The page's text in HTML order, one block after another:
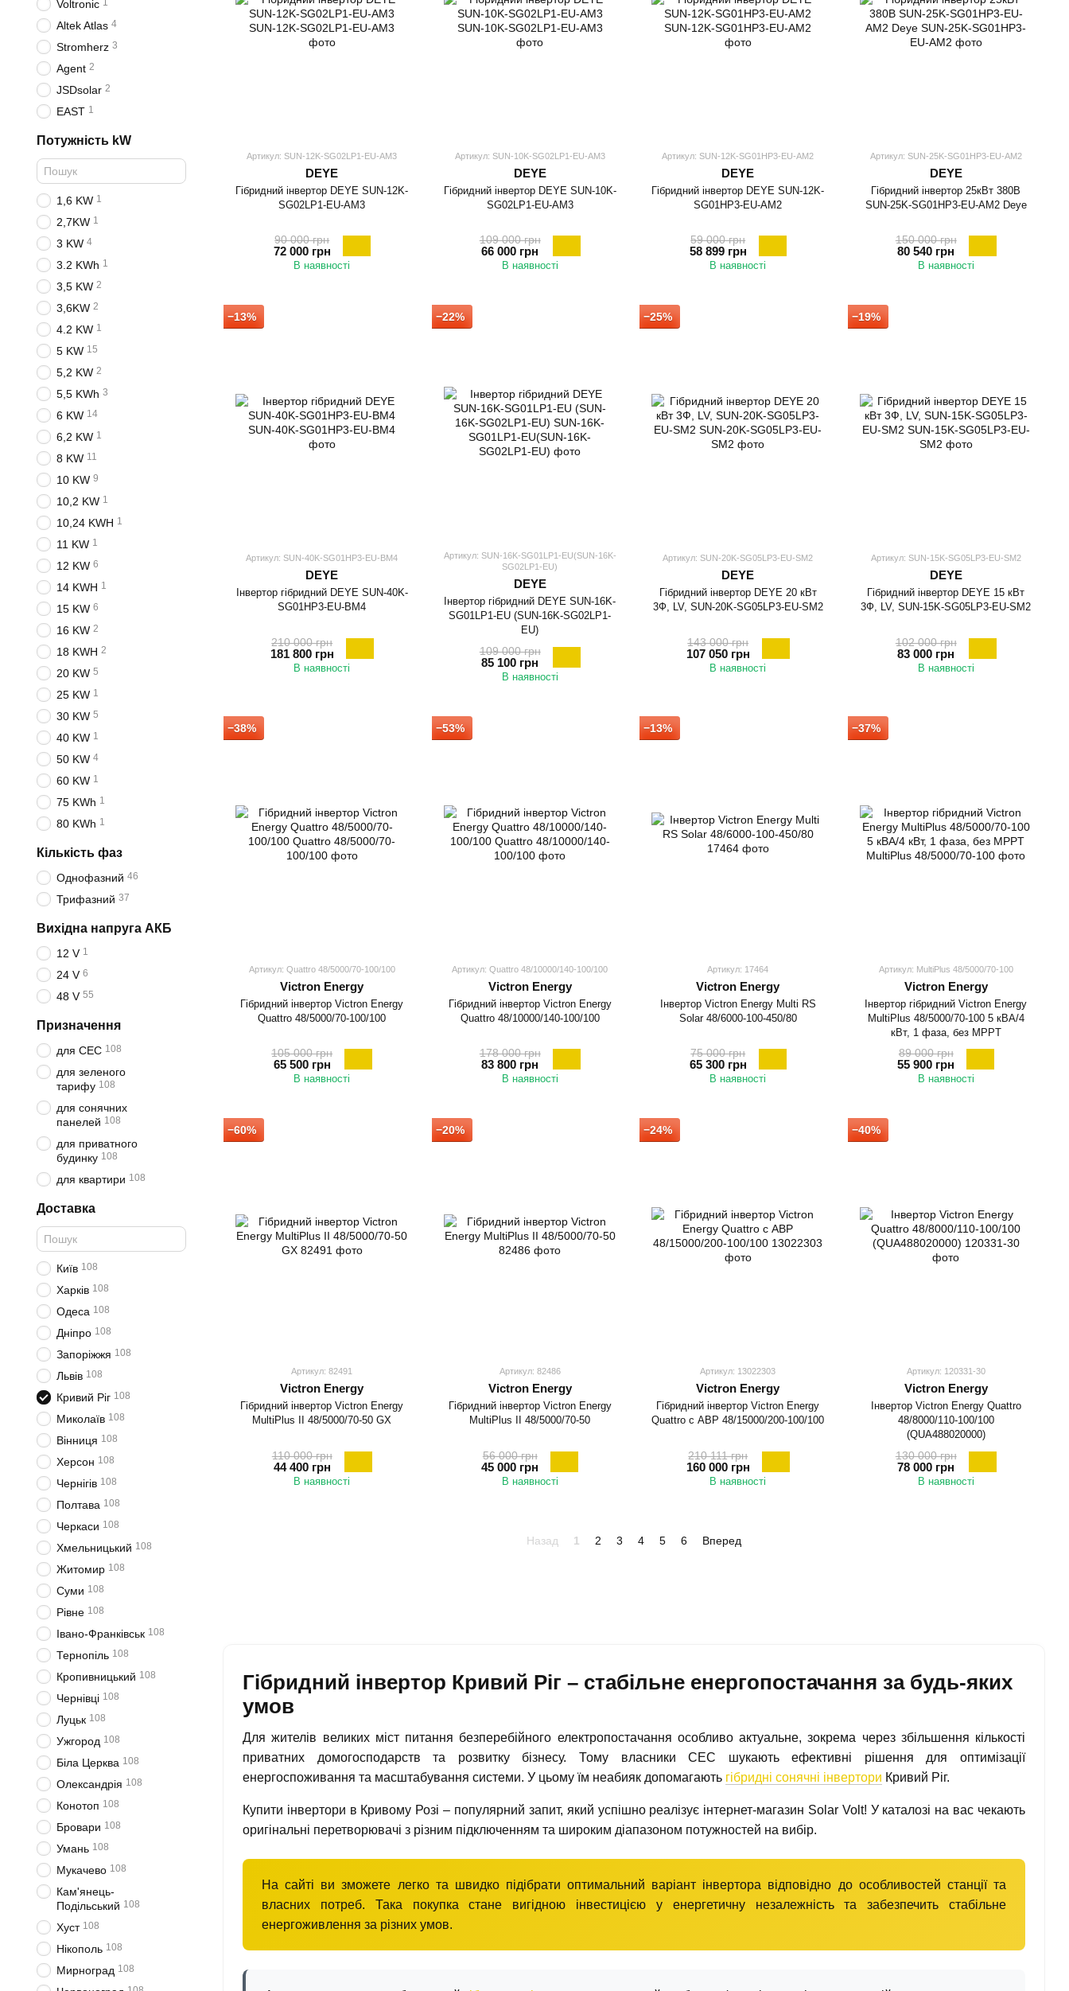
Гібридний інвертор Кривий Ріг – стабільне енергопостачання за будь-яких
умов
Для жителів великих міст питання безперебійного електропостачання особливо актуальне, зокрема через збільшення кількості
приватних домогосподарств та розвитку бізнесу. Тому власники СЕС шукають ефективні рішення для оптимізації
енергоспоживання та масштабування системи. У цьому їм неабияк допомагають гібридні сонячні інвертори Кривий Ріг.
Купити інвертори в Кривому Розі – популярний запит, який успішно реалізує інтернет-магазин Solar Volt! У каталозі на вас чекають
оригінальні перетворювачі з різним підключенням та широким діапазоном потужностей на вибір.
На сайті ви зможете легко та швидко підібрати оптимальний варіант інвертора відповідно до особливостей станції та
власних потреб. Така покупка стане вигідною інвестицією у енергетичну незалежність та забезпечить стабільне
енергоживлення за різних умов.
Артикул: SUN-12K-SG02LP1-EU-AM3
DEYE
Гібридний інвертор DEYE SUN-12K-
SG02LP1-EU-AM3
90 000 грн
72 000 грн
В наявності
Артикул: SUN-10K-SG02LP1-EU-AM3
DEYE
Гібридний інвертор DEYE SUN-10K-
SG02LP1-EU-AM3
109 000 грн
66 000 грн
В наявності
Артикул: SUN-12K-SG01HP3-EU-AM2
DEYE
Гібридний інвертор DEYE SUN-12K-
SG01HP3-EU-AM2
59 000 грн
58 899 грн
В наявності
Артикул: SUN-25K-SG01HP3-EU-AM2
DEYE
Гібридний інвертор 25кВт 380В
SUN-25K-SG01HP3-EU-AM2 Deye
150 000 грн
80 540 грн
В наявності
−13%
Артикул: SUN-40K-SG01HP3-EU-BM4
DEYE
Інвертор гібридний DEYE SUN-40K-
SG01HP3-EU-BM4
210 000 грн
181 800 грн
В наявності
−22%
Артикул: SUN-16K-SG01LP1-EU(SUN-16K-
SG02LP1-EU)
DEYE
Інвертор гібридний DEYE SUN-16K-
SG01LP1-EU (SUN-16K-SG02LP1-
EU)
109 000 грн
85 100 грн
В наявності
−25%
Артикул: SUN-20K-SG05LP3-EU-SM2
DEYE
Гібридний інвертор DEYE 20 кВт
3Ф, LV, SUN-20K-SG05LP3-EU-SM2
143 000 грн
107 050 грн
В наявності
−19%
Артикул: SUN-15K-SG05LP3-EU-SM2
DEYE
Гібридний інвертор DEYE 15 кВт
3Ф, LV, SUN-15K-SG05LP3-EU-SM2
102 000 грн
83 000 грн
В наявності
−38%
Артикул: Quattro 48/5000/70-100/100
Victron Energy
Гібридний інвертор Victron Energy
Quattro 48/5000/70-100/100
105 000 грн
65 500 грн
В наявності
−53%
Артикул: Quattro 48/10000/140-100/100
Victron Energy
Гібридний інвертор Victron Energy
Quattro 48/10000/140-100/100
178 000 грн
83 800 грн
В наявності
−13%
Артикул: 17464
Victron Energy
Інвертор Victron Energy Multi RS
Solar 48/6000-100-450/80
75 000 грн
65 300 грн
В наявності
−37%
Артикул: MultiPlus 48/5000/70-100
Victron Energy
Інвертор гібридний Victron Energy
MultiPlus 48/5000/70-100 5 кВА/4
кВт, 1 фаза, без MPPT
89 000 грн
55 900 грн
В наявності
−60%
Артикул: 82491
Victron Energy
Гібридний інвертор Victron Energy
MultiPlus II 48/5000/70-50 GX
110 000 грн
44 400 грн
В наявності
−20%
Артикул: 82486
Victron Energy
Гібридний інвертор Victron Energy
MultiPlus II 48/5000/70-50
56 000 грн
45 000 грн
В наявності
−24%
Артикул: 13022303
Victron Energy
Гібридний інвертор Victron Energy
Quattro с АВР 48/15000/200-100/100
210 111 грн
160 000 грн
В наявності
−40%
Артикул: 120331-30
Victron Energy
Інвертор Victron Energy Quattro
48/8000/110-100/100
(QUA488020000)
130 000 грн
78 000 грн
В наявності
Назад 1 2 3 4 5 6 Вперед
Voltronic 1
Altek Atlas 4
Stromherz 3
Agent 2
JSDsolar 2
EAST 1
Потужність kW
1,6 KW 1
2,7KW 1
3 KW 4
3.2 KWh 1
3,5 KW 2
3,6KW 2
4.2 KW 1
5 KW 15
5,2 KW 2
5,5 KWh 3
6 KW 14
6,2 KW 1
8 KW 11
10 KW 9
10,2 KW 1
10,24 KWH 1
11 KW 1
12 KW 6
14 KWH 1
15 KW 6
16 KW 2
18 KWH 2
20 KW 5
25 KW 1
30 KW 5
40 KW 1
50 KW 4
60 KW 1
75 KWh 1
80 KWh 1
Кількість фаз
Однофазний 46
Трифазний 37
Вихідна напруга АКБ
12 V 1
24 V 6
48 V 55
Призначення
для СЕС 108
для зеленого
тарифу 108
для сонячних
панелей 108
для приватного
будинку 108
для квартири 108
Доставка
Київ 108
Харків 108
Одеса 108
Дніпро 108
Запоріжжя 108
Львів 108
Кривий Ріг 108
Миколаїв 108
Вінниця 108
Херсон 108
Чернігів 108
Полтава 108
Черкаси 108
Хмельницький 108
Житомир 108
Суми 108
Рівне 108
Івано-Франківськ 108
Тернопіль 108
Кропивницький 108
Чернівці 108
Луцьк 108
Ужгород 108
Біла Церква 108
Олександрія 108
Конотоп 108
Бровари 108
Умань 108
Мукачево 108
Кам'янець-
Подільський 108
Хуст 108
Нікополь 108
Мирноград 108